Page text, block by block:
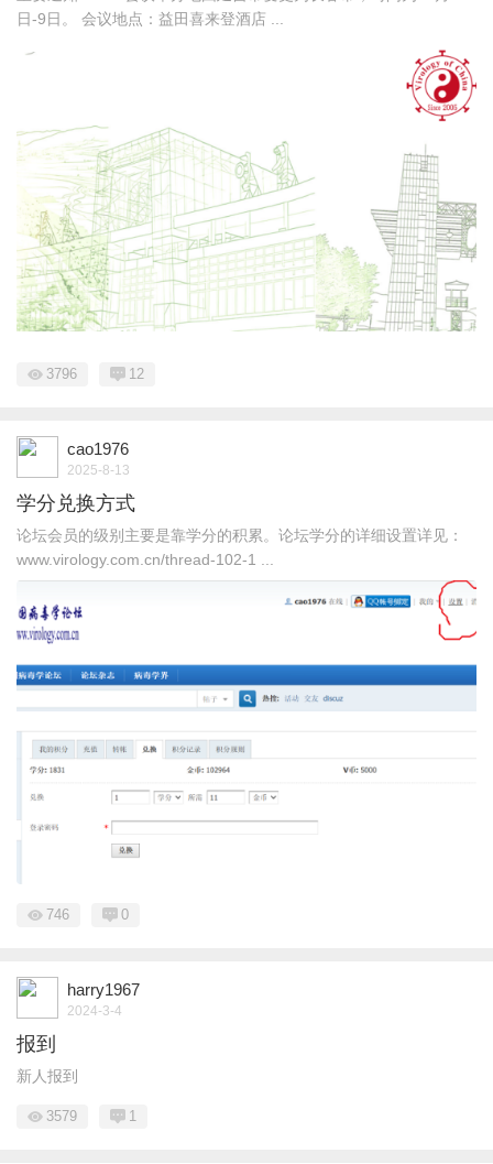
日-9日。 会议地点：益田喜来登酒店 ...
3796 12
cao1976
2025-8-13
学分兑换方式
论坛会员的级别主要是靠学分的积累。论坛学分的详细设置详见：
www.virology.com.cn/thread-102-1 ...
746 0
harry1967
2024-3-4
报到
新人报到
3579 1